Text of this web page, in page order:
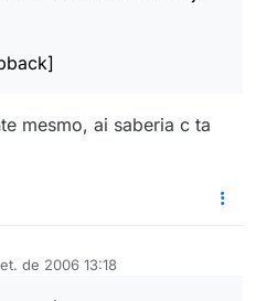
mesmo, ai saberia c ta
de 2006 13:18